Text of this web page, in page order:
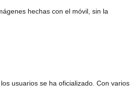
hechas con el móvil, sin la
usuarios se ha oficializado. Con varios